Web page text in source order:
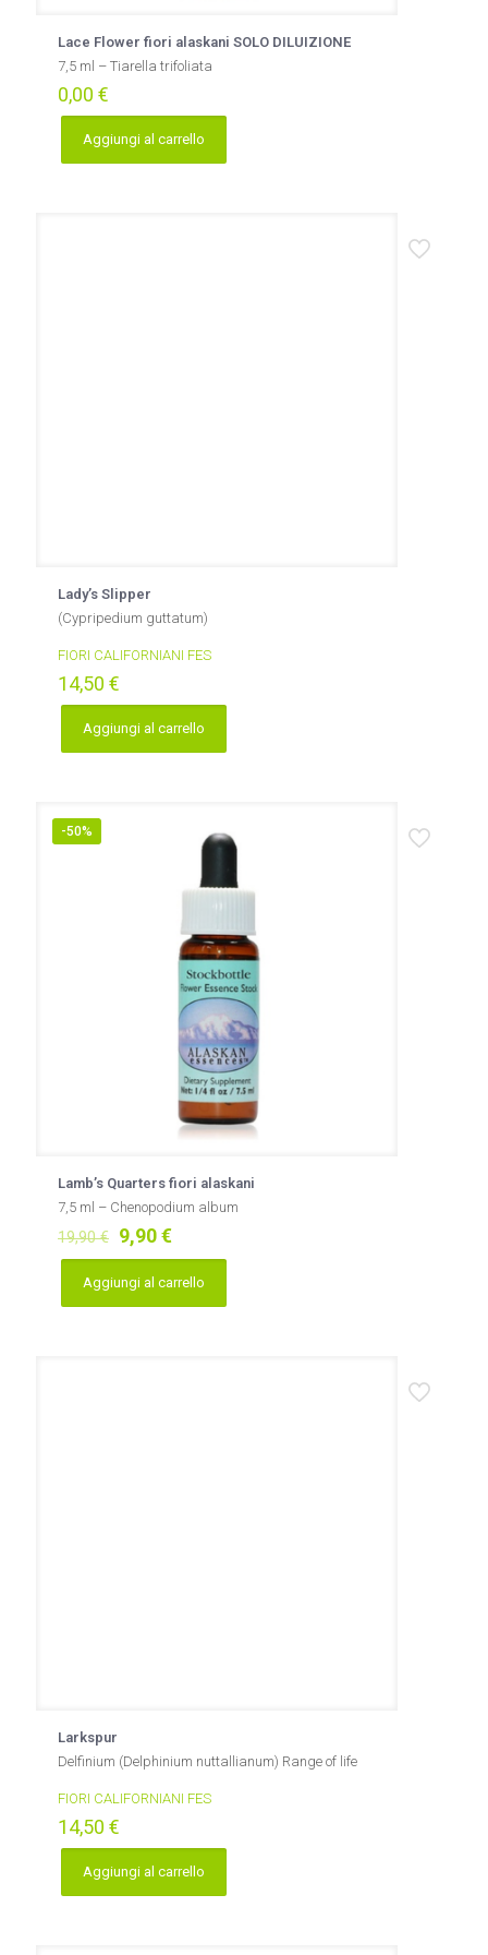
Lace Flower fiori alaskani SOLO DILUIZIONE
7,5 ml – Tiarella trifoliata
0,00 €
Aggiungi al carrello
Lady’s Slipper
(Cypripedium guttatum)
FIORI CALIFORNIANI FES
14,50 €
Aggiungi al carrello
-50%
Lamb’s Quarters fiori alaskani
7,5 ml – Chenopodium album
19,90€ Il
prezzo
originale
era:
9,90€Il
prezzo
attuale
Aggiungi al carrello
Larkspur
Delfinium (Delphinium nuttallianum) Range of life
FIORI CALIFORNIANI FES
14,50 €
Aggiungi al carrello